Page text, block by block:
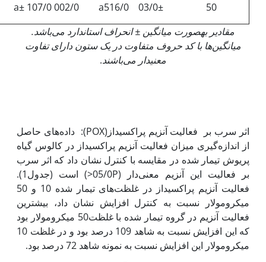
50
03/0± a516/0
002/0 a± 107/0
مقادیر به‏صورت میانگین ±انحراف استاندارد می‌باشد.
میانگین‌ها با کد حروف متفاوت در یک ستون دارای تفاوت
معنی‏دار می‌باشند.
اثر سرب بر فعالیت آنزیم پراکسیداز(POX): داده‌های حاصل
از اندازه‏‌گیری میزان فعالیت آنزیم پراکسیداز در کالوس گیاه
پریوش تیمار شده در مقایسه با کنترل نشان داد که اثر سرب
بر فعالیت این آنزیم معنی‌دار (05/0P<) است (جدول1).
فعالیت آنزیم پراکسیداز در غلظت‌های تیمار شده 10 و 50
میکرومولار نسبت به کنترل افزایش نشان داد، بیشترین
فعالیت آنزیم در گروه تیمار شده با غلظت50 میکرومولار بود
که این افزایش نسبت به شاهد 109 درصد بود و در غلظت 10
میکرومولار این افزایش نسبت به نمونه شاهد 72 درصد بود.